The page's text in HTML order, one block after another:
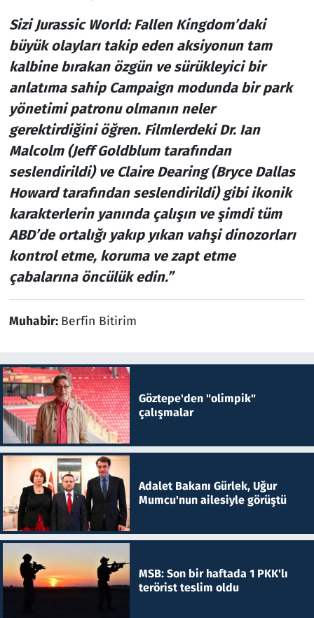
Sizi Jurassic World: Fallen Kingdom’daki
büyük olayları takip eden aksiyonun tam
kalbine bırakan özgün ve sürükleyici bir
anlatıma sahip Campaign modunda bir park
yönetimi patronu olmanın neler
gerektirdiğini öğren. Filmlerdeki Dr. Ian
Malcolm (Jeff Goldblum tarafından
seslendirildi) ve Claire Dearing (Bryce Dallas
Howard tarafından seslendirildi) gibi ikonik
karakterlerin yanında çalışın ve şimdi tüm
ABD’de ortalığı yakıp yıkan vahşi dinozorları
kontrol etme, koruma ve zapt etme
çabalarına öncülük edin.”
Muhabir: Berfin Bitirim
Göztepe'den "olimpik"
çalışmalar
Adalet Bakanı Gürlek, Uğur
Mumcu'nun ailesiyle görüştü
MSB: Son bir haftada 1 PKK'lı
terörist teslim oldu